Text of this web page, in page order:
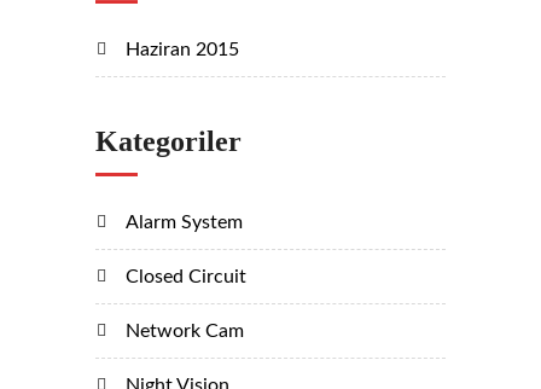
Haziran 2015
Kategoriler
Alarm System
Closed Circuit
Network Cam